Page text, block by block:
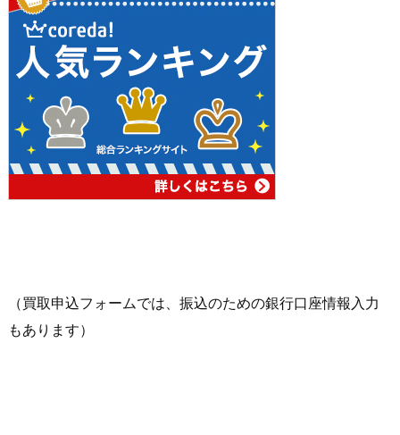
（買取申込フォームでは、振込のための銀行口座情報入力
もあります）